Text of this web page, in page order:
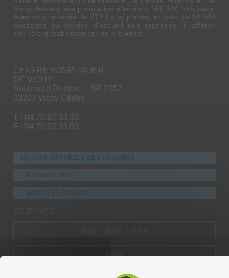
Vichy dessert une population d’environ 160 000 habitants.
Avec une capacité de 779 lits et places, et près de 34 000
passages au service d’accueil des urgences, il affirme
son rôle d’établissement de proximité.
CENTRE HOSPITALIER
DE VICHY
Boulevard Denière – BP 2757
03207 Vichy Cédex
T : 04 70 97 33 33
F : 04 70 97 33 03
IFMK